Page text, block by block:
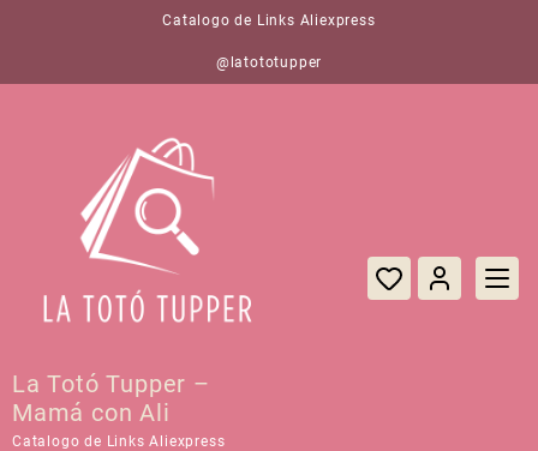
Catalogo de Links Aliexpress
@latototupper
La Totó Tupper –
Mamá con Ali
Catalogo de Links Aliexpress